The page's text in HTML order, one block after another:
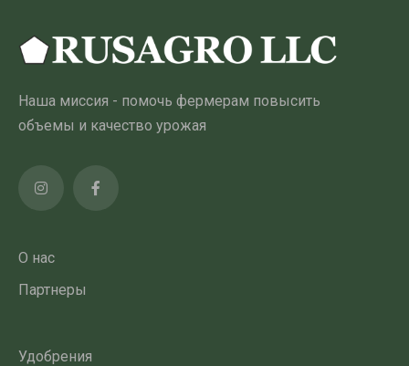
Наша миссия - помочь фермерам повысить
объемы и качество урожая
О нас
Партнеры
Удобрения